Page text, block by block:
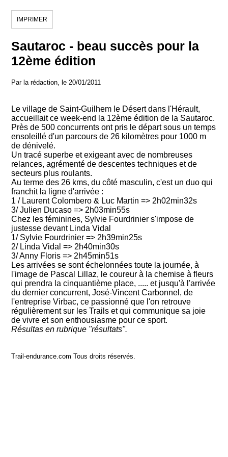
IMPRIMER
Sautaroc - beau succès pour la
12ème édition
Par la rédaction, le 20/01/2011
Le village de Saint-Guilhem le Désert dans l'Hérault,
accueillait ce week-end la 12ème édition de la Sautaroc.
Près de 500 concurrents ont pris le départ sous un temps
ensoleillé d'un parcours de 26 kilomètres pour 1000 m
de dénivelé.
Un tracé superbe et exigeant avec de nombreuses
relances, agrémenté de descentes techniques et de
secteurs plus roulants.
Au terme des 26 kms, du côté masculin, c'est un duo qui
franchit la ligne d'arrivée :
1 / Laurent Colombero & Luc Martin => 2h02min32s
3/ Julien Ducaso => 2h03min55s
Chez les féminines, Sylvie Fourdrinier s'impose de
justesse devant Linda Vidal
1/ Sylvie Fourdrinier => 2h39min25s
2/ Linda Vidal => 2h40min30s
3/ Anny Floris => 2h45min51s
Les arrivées se sont échelonnées toute la journée, à
l'image de Pascal Lillaz, le coureur à la chemise à fleurs
qui prendra la cinquantième place, ..... et jusqu'à l'arrivée
du dernier concurrent, José-Vincent Carbonnel, de
l'entreprise Virbac, ce passionné que l'on retrouve
régulièrement sur les Trails et qui communique sa joie
de vivre et son enthousiasme pour ce sport.
Résultas en rubrique "résultats".
Trail-endurance.com Tous droits réservés.